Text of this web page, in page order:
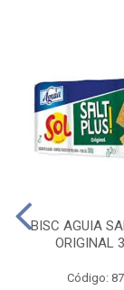
BISC AGUIA
ORIGINAL
Código: